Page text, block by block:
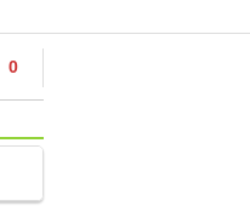
0